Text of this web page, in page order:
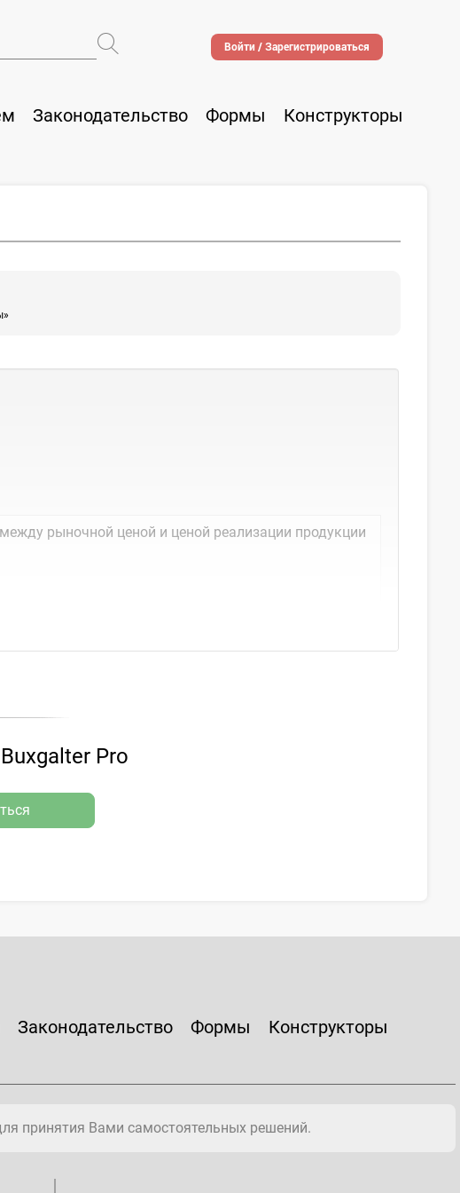
Войти / Зарегистрироваться
Законодательство Формы
Конструкторы
рыночной ценой и ценой реализации продукции
Pro
Законодательство Формы
Конструкторы
принятия Вами самостоятельных решений.